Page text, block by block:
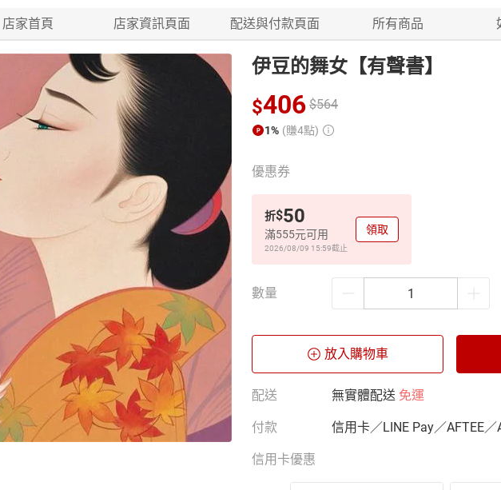
店家首頁 店家資訊頁面 配送與付款頁面 所有商品
伊豆的舞女【有聲書】
$406 $564
1% (賺4點)
優惠券
折$50
滿555元可用
2026/08/09 15:59截止
領取
數量
放入購物車
配送 無實體配送 免運
付款 信用卡／LINE Pay／AFTEE／
信用卡優惠